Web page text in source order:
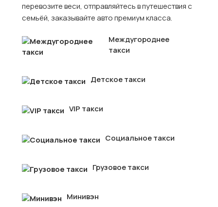
перевозите веси, отправляйтесь в путешествия с
семьёй, заказывайте авто премиум класса.
Междугороднее
такси
Детское такси
VIP такси
Социальное такси
Грузовое такси
Минивэн